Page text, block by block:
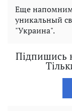
Еще
уникальный
"Украина".
Підпишись